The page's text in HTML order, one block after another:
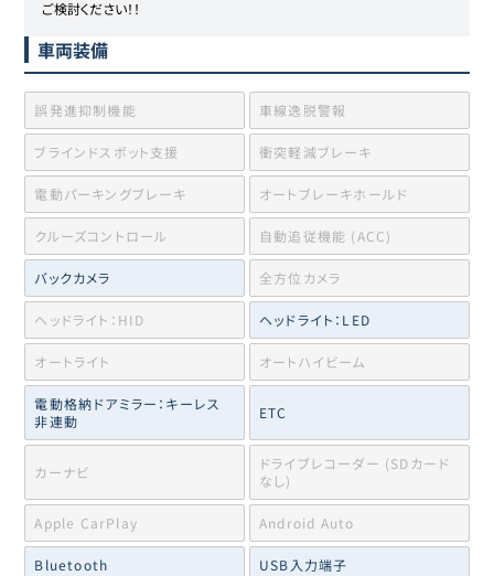
ご検討ください！！
車両装備
誤発進抑制機能 車線逸脱警報
ブラインドスポット支援 衝突軽減ブレーキ
電動パーキングブレーキ オートブレーキホールド
クルーズコントロール 自動追従機能 (ACC)
バックカメラ 全方位カメラ
ヘッドライト：HID ヘッドライト：LED
オートライト オートハイビーム
電動格納ドアミラー：キーレス
非連動
ETC
カーナビ
ドライブレコーダー (SDカード
なし)
Apple CarPlay Android Auto
Bluetooth USB入力端子